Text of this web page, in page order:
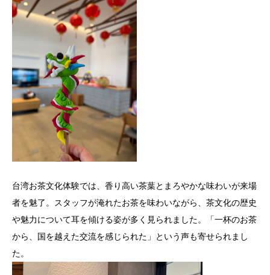
台湾お茶文化体験では、香り高い茶葉とまろやかな味わいが来場
者を魅了。スタッフが淹れたお茶を味わいながら、茶文化の歴史
や魅力について耳を傾ける姿が多く見られました。「一杯のお茶
から、国を越えた交流を感じられた」という声も寄せられまし
た。